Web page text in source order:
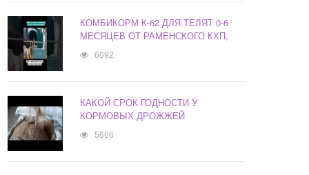
КОМБИКОРМ К-62 ДЛЯ ТЕЛЯТ 0-6
МЕСЯЦЕВ ОТ РАМЕНСКОГО КХП,
6092
КАКОЙ СРОК ГОДНОСТИ У
КОРМОВЫХ ДРОЖЖЕЙ
5606